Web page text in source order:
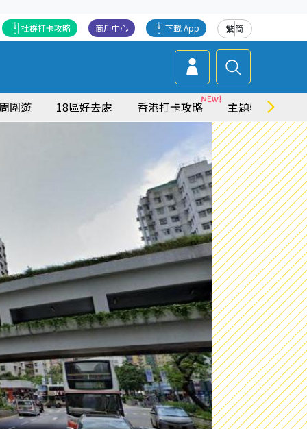
繁简
下載 App
商戶中心
社群打卡攻略
圍遊 18區好去處 香港打卡攻略 主題特集